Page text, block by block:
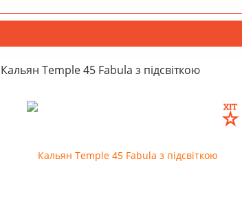
Кальян Temple 45 Fabula з підсвіткою